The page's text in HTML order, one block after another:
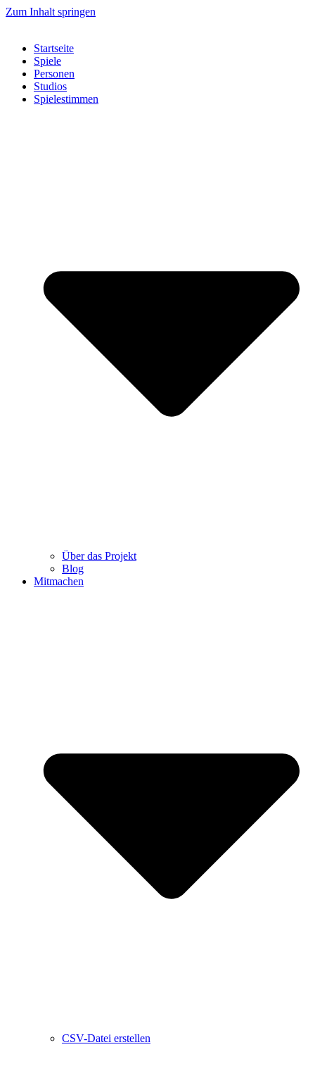
Zum Inhalt springen
Startseite
Spiele
Personen
Studios
Spielestimmen
Über das Projekt
Blog
Mitmachen
CSV-Datei erstellen